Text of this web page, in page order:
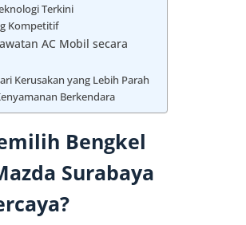
Terkini
Kompetitif
AC Mobil secara
Kerusakan yang Lebih Parah
Berkendara
Bengkel
Surabaya